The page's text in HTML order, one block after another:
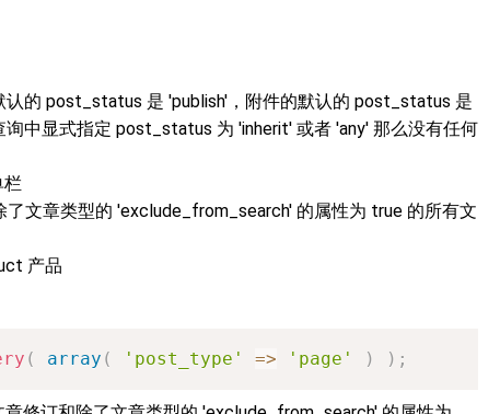
认的 post_status 是 'publish'，附件的默认的 post_status 是
中显式指定 post_status 为 'inherit' 或者 'any' 那么没有任何
栏
文章类型的 'exclude_from_search' 的属性为 true 的所有文
产品
( array ( 'post_type' => 'page' ) ) ;